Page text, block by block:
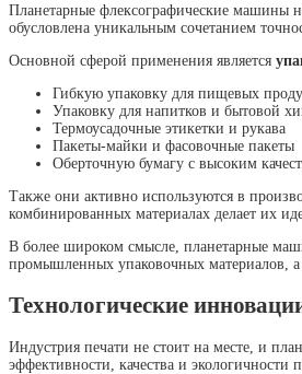
Планетарные флексографические машины
обусловлена уникальным сочетанием
Основной сферой применения является
Гибкую упаковку для пищевых
Упаковку для напитков и бытовой
Термоусадочные этикетки и рукава
Пакеты-майки и фасовочные пакеты
Оберточную бумагу с высоким
Также они активно используются в
комбинированных материалах делает их
В более широком смысле, планетарные
промышленных упаковочных материалов, а
Технологические
Индустрия печати не стоит на месте, и
эффективности, качества и экологичности